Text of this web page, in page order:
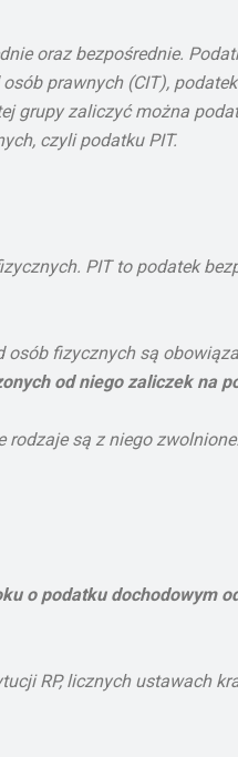
oraz bezpośrednie.
prawnych (CIT),
grupy zaliczyć można
czyli podatku PIT.
PIT to podatek
fizycznych są
od niego zaliczek na
są z niego
o podatku dochodowym
RP, licznych ustawach